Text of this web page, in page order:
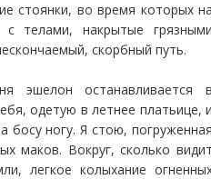
стоянки, во время которых
с телами, накрытые
скорбный путь.
эшелон останавливается
одетую в летнее платьице,
босу ногу. Я стою,
маков. Вокруг, сколько
легкое колыхание